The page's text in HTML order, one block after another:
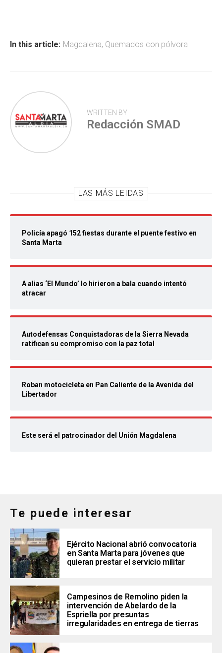
ok p
tir
In this article: Magdalena, Quemados con pólvora
WRITTEN BY
Redacción SMAD
LAS MÁS LEIDAS
Policía apagó 152 fiestas durante el puente festivo en
Santa Marta
A alias ‘El Mundo’ lo hirieron a bala cuando intentó
atracar
Autodefensas Conquistadoras de la Sierra Nevada
ratifican su compromiso con la paz total
Roban motocicleta en Pan Caliente de la Avenida del
Libertador
Este será el patrocinador del Unión Magdalena
Te puede interesar
Ejército Nacional abrió convocatoria
en Santa Marta para jóvenes que
quieran prestar el servicio militar
Campesinos de Remolino piden la
intervención de Abelardo de la
Espriella por presuntas
irregularidades en entrega de tierras